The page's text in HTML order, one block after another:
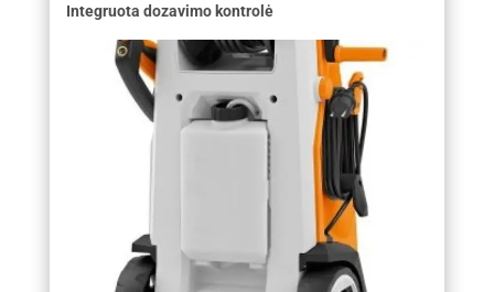
Integruota dozavimo kontrolė